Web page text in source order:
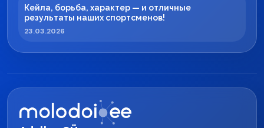
Кейла, борьба, характер — и отличные
результаты наших спортсменов!
23.03.2026